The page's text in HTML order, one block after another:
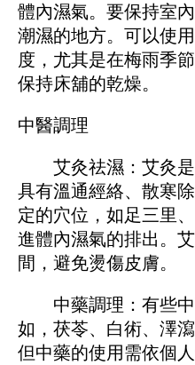
體內濕氣。要保持室
潮濕的地方。可以使
度，尤其是在梅雨季
保持床舖的乾燥。
中醫調理
艾灸祛濕：艾灸是
具有溫通經絡、散寒
定的穴位，如足三里
進體內濕氣的排出。
間，避免燙傷皮膚。
中藥調理：有些中
如，茯苓、白術、澤
但中藥的使用需依個